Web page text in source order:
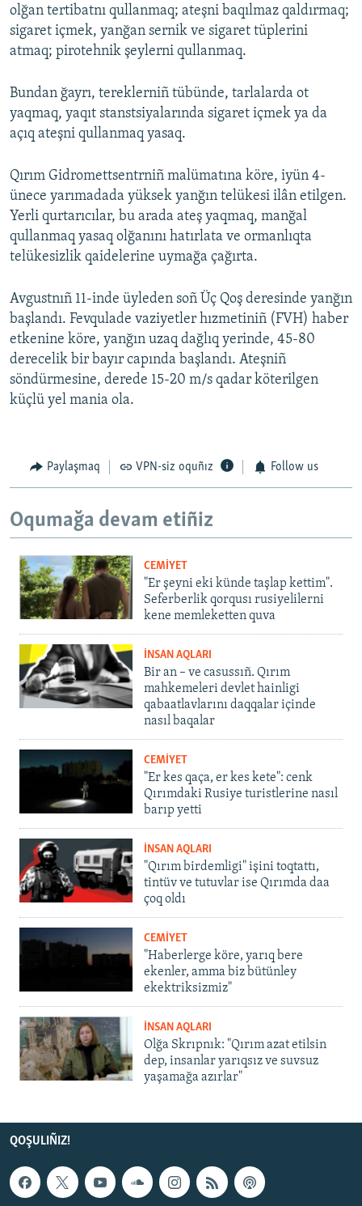
olğan tertibatnı qullanmaq; ateşni baqılmaz qaldırmaq;
sigaret içmek, yanğan sernik ve sigaret tüplerini
atmaq; pirotehnik şeylerni qullanmaq.
Bundan ğayrı, tereklerniñ tübünde, tarlalarda ot
yaqmaq, yaqıt stanstsiyalarında sigaret içmek ya da
açıq ateşni qullanmaq yasaq.
Qırım Gidromettsentrniñ malümatına köre, iyün 4-
ünece yarımadada yüksek yanğın telükesi ilân etilgen.
Yerli qurtarıcılar, bu arada ateş yaqmaq, manğal
qullanmaq yasaq olğanını hatırlata ve ormanlıqta
telükesizlik qaidelerine uymağa çağırta.
Avgustnıñ 11-inde üyleden soñ Üç Qoş deresinde yanğın
başlandı. Fevqulade vaziyetler hızmetiniñ (FVH) haber
etkenine köre, yanğın uzaq dağlıq yerinde, 45-80
derecelik bir bayır capında başlandı. Ateşniñ
söndürmesine, derede 15-20 m/s qadar köterilgen
küçlü yel mania ola.
Paylaşmaq VPN-siz oquñız Follow us
Oqumağa devam etiñiz
CEMİYET
"Er şeyni eki künde taşlap kettim".
Seferberlik qorqusı rusiyelilerni
kene memleketten quva
İNSAN AQLARI
Bir an – ve casussıñ. Qırım
mahkemeleri devlet hainligi
qabaatlavlarını daqqalar içinde
nasıl baqalar
CEMİYET
"Er kes qaça, er kes kete": cenk
Qırımdaki Rusiye turistlerine nasıl
barıp yetti
İNSAN AQLARI
"Qırım birdemligi" işini toqtattı,
tintüv ve tutuvlar ise Qırımda daa
çoq oldı
CEMİYET
"Haberlerge köre, yarıq bere
ekenler, amma biz bütünley
ekektriksizmiz"
İNSAN AQLARI
Olğa Skrıpnık: "Qırım azat etilsin
dep, insanlar yarıqsız ve suvsuz
yaşamağa azırlar"
QOŞULIÑIZ!